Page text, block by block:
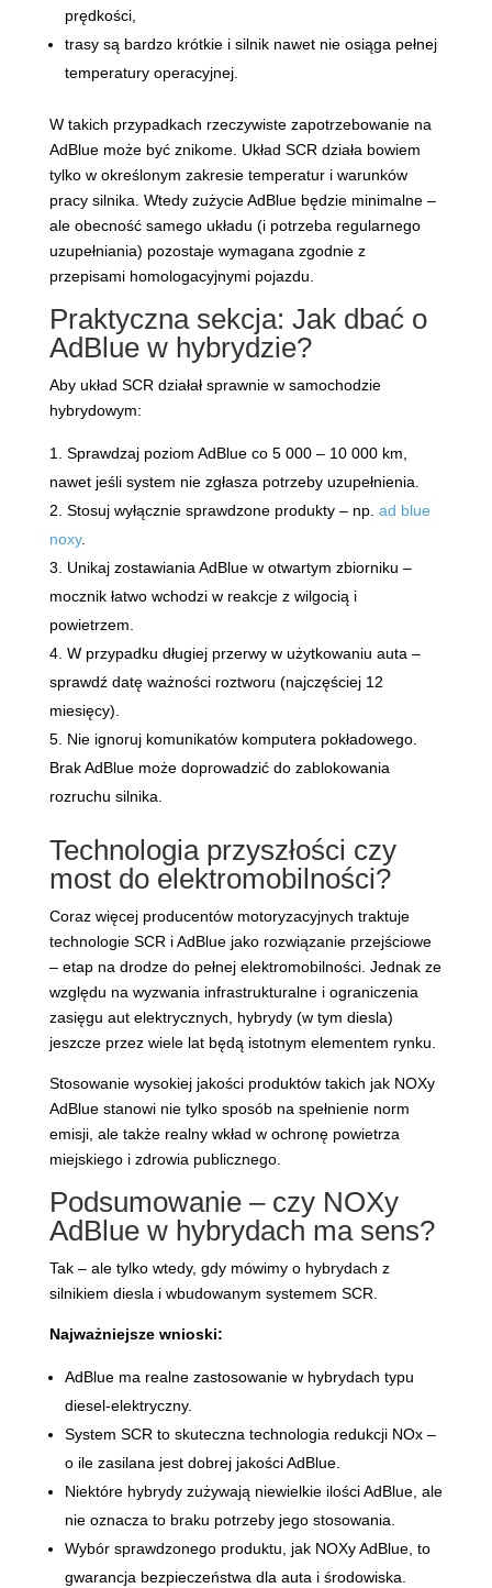
prędkości,
trasy są bardzo krótkie i silnik nawet nie osiąga pełnej
temperatury operacyjnej.
W takich przypadkach rzeczywiste zapotrzebowanie na
AdBlue może być znikome. Układ SCR działa bowiem
tylko w określonym zakresie temperatur i warunków
pracy silnika. Wtedy zużycie AdBlue będzie minimalne –
ale obecność samego układu (i potrzeba regularnego
uzupełniania) pozostaje wymagana zgodnie z
przepisami homologacyjnymi pojazdu.
Praktyczna sekcja: Jak dbać o
AdBlue w hybrydzie?
Aby układ SCR działał sprawnie w samochodzie
hybrydowym:
Sprawdzaj poziom AdBlue co 5 000 – 10 000 km,
nawet jeśli system nie zgłasza potrzeby uzupełnienia.
Stosuj wyłącznie sprawdzone produkty – np. ad blue
noxy.
Unikaj zostawiania AdBlue w otwartym zbiorniku –
mocznik łatwo wchodzi w reakcje z wilgocią i
powietrzem.
W przypadku długiej przerwy w użytkowaniu auta –
sprawdź datę ważności roztworu (najczęściej 12
miesięcy).
Nie ignoruj komunikatów komputera pokładowego.
Brak AdBlue może doprowadzić do zablokowania
rozruchu silnika.
Technologia przyszłości czy
most do elektromobilności?
Coraz więcej producentów motoryzacyjnych traktuje
technologie SCR i AdBlue jako rozwiązanie przejściowe
– etap na drodze do pełnej elektromobilności. Jednak ze
względu na wyzwania infrastrukturalne i ograniczenia
zasięgu aut elektrycznych, hybrydy (w tym diesla)
jeszcze przez wiele lat będą istotnym elementem rynku.
Stosowanie wysokiej jakości produktów takich jak NOXy
AdBlue stanowi nie tylko sposób na spełnienie norm
emisji, ale także realny wkład w ochronę powietrza
miejskiego i zdrowia publicznego.
Podsumowanie – czy NOXy
AdBlue w hybrydach ma sens?
Tak – ale tylko wtedy, gdy mówimy o hybrydach z
silnikiem diesla i wbudowanym systemem SCR.
Najważniejsze wnioski:
AdBlue ma realne zastosowanie w hybrydach typu
diesel-elektryczny.
System SCR to skuteczna technologia redukcji NOx –
o ile zasilana jest dobrej jakości AdBlue.
Niektóre hybrydy zużywają niewielkie ilości AdBlue, ale
nie oznacza to braku potrzeby jego stosowania.
Wybór sprawdzonego produktu, jak NOXy AdBlue, to
gwarancja bezpieczeństwa dla auta i środowiska.